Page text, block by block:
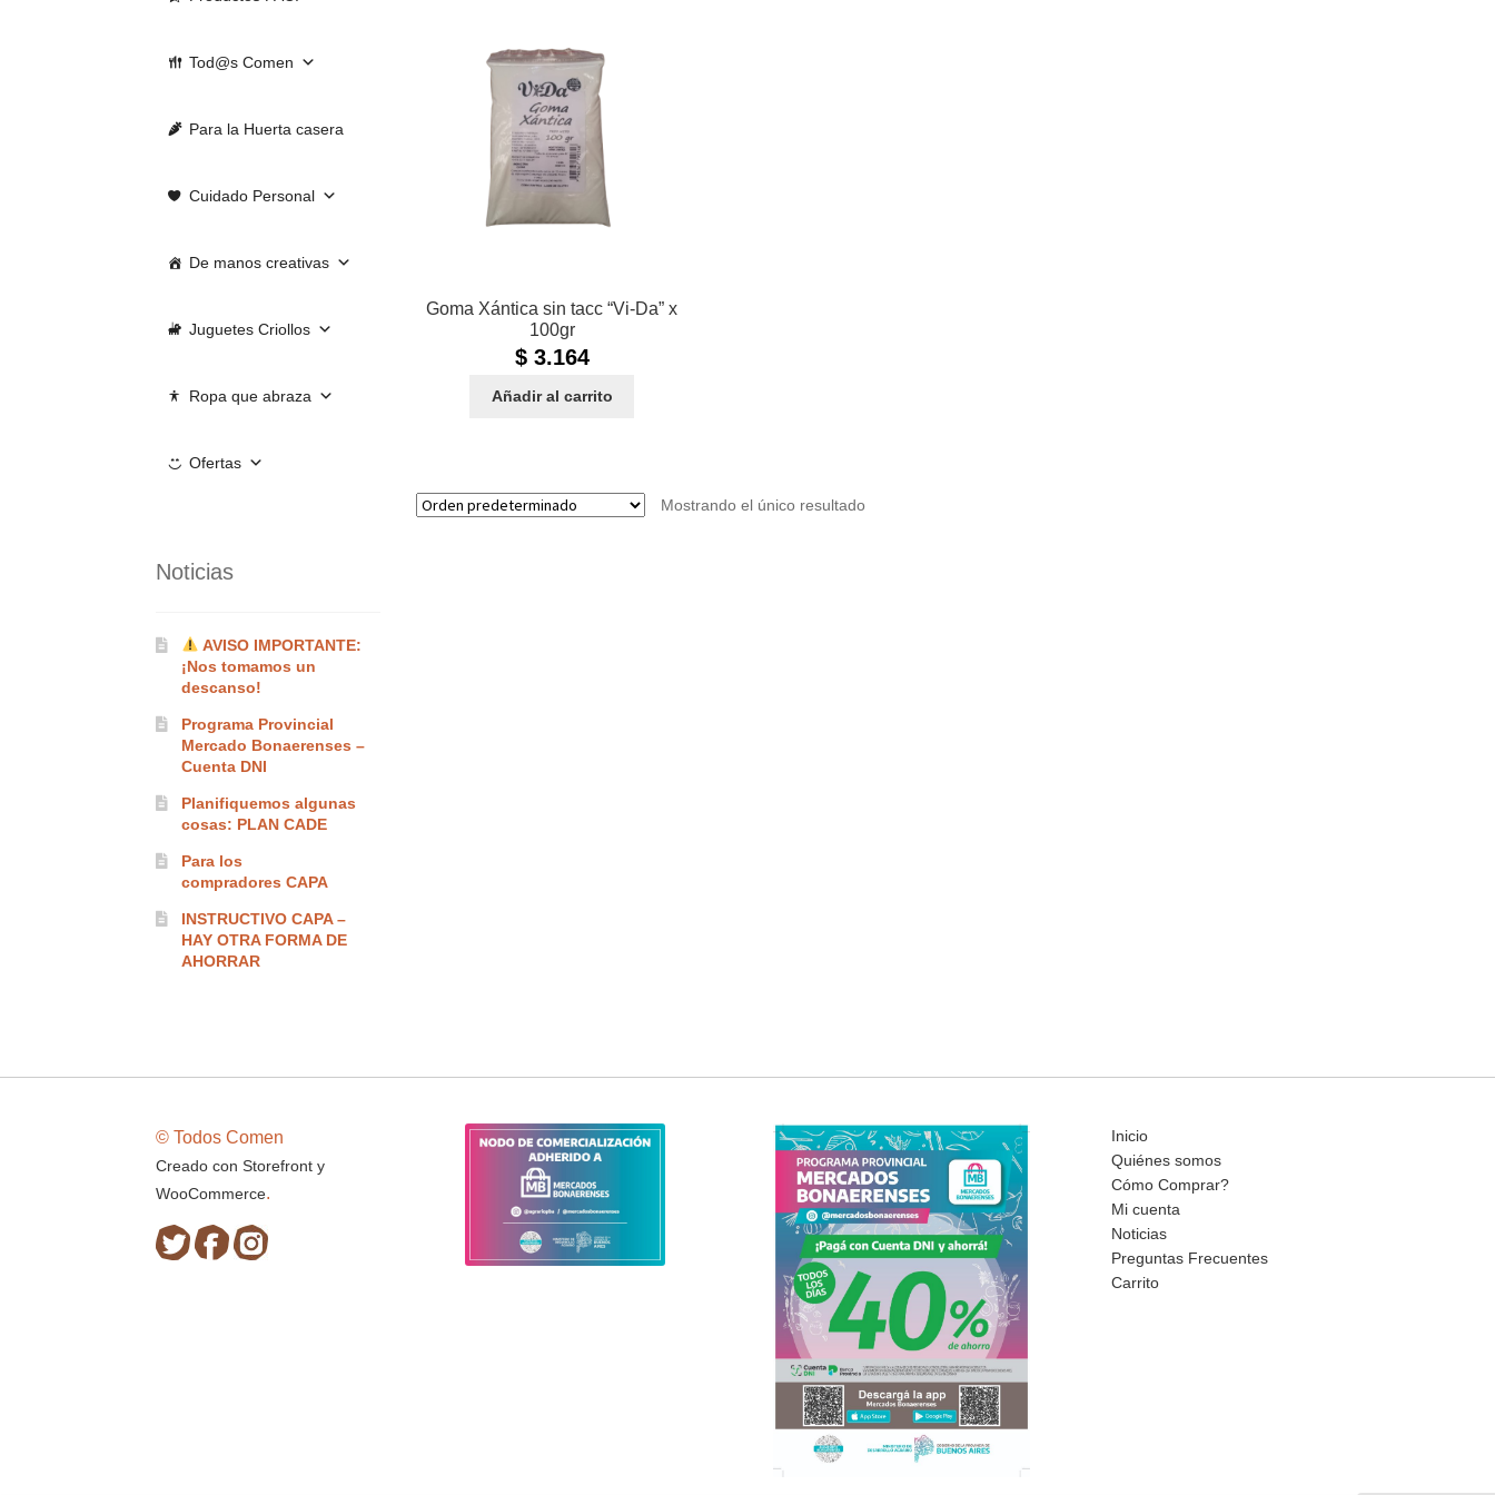
Goma Xántica sin tacc “Vi-Da” x
100gr
$3.164
Añadir al carrito
Mostrando el único resultado
Tod@s Comen
Para la Huerta casera
Cuidado Personal
De manos creativas
Juguetes Criollos
Ropa que abraza
Ofertas
Noticias
AVISO IMPORTANTE:
¡Nos tomamos un
descanso!
Programa Provincial
Mercado Bonaerenses –
Cuenta DNI
Planifiquemos algunas
cosas: PLAN CADE
Para los
compradores CAPA
INSTRUCTIVO CAPA –
HAY OTRA FORMA DE
AHORRAR
© Todos Comen
Creado con Storefront y
WooCommerce.
Inicio
Quiénes somos
Cómo Comprar?
Mi cuenta
Noticias
Preguntas Frecuentes
Carrito